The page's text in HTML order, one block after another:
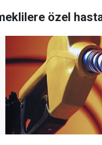
özel